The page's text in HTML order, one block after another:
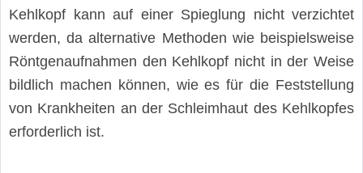
Kehlkopf kann auf einer Spieglung nicht verzichtet
werden, da alternative Methoden wie beispielsweise
Röntgenaufnahmen den Kehlkopf nicht in der Weise
bildlich machen können, wie es für die Feststellung
von Krankheiten an der Schleimhaut des Kehlkopfes
erforderlich ist.